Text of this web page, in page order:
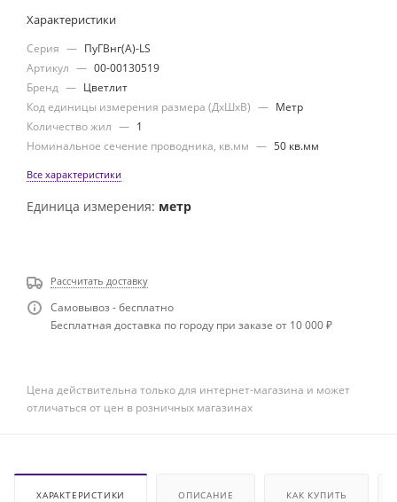
Характеристики
Серия — ПуГВнг(А)-LS
Артикул — 00-00130519
Бренд — Цветлит
Код единицы измерения размера (ДхШхВ) — Метр
Количество жил — 1
Номинальное сечение проводника, кв.мм — 50 кв.мм
Все характеристики
Единица измерения: метр
Рассчитать доставку
Самовывоз - бесплатно
Бесплатная доставка по городу при заказе от 10 000 ₽
Цена действительна только для интернет-магазина и может
отличаться от цен в розничных магазинах
ХАРАКТЕРИСТИКИ ОПИСАНИЕ КАК КУПИТЬ